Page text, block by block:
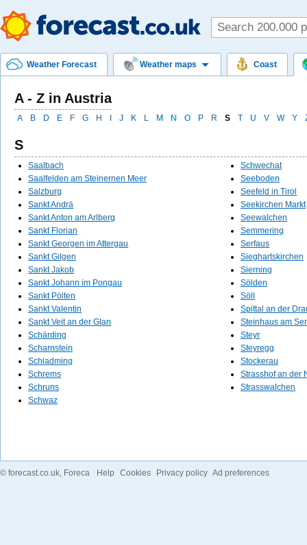
Weather Forecast Weather maps Coast
A - Z in Austria
A B D E F G H J K L M N O P R S T U V W Y
S
Saalbach
Saalfelden am Steinernen Meer
Salzburg
Sankt Andrä
Sankt Anton am Arlberg
Sankt Florian
Sankt Georgen im Attergau
Sankt Gilgen
Sankt Jakob
Sankt Johann im Pongau
Sankt Pölten
Sankt Valentin
Sankt Veit an der Glan
Schärding
Scharnstein
Schladming
Schrems
Schruns
Schwaz
Schwechat
Seeboden
Seefeld in Tirol
Seekirchen Markt
Seewalchen
Semmering
Serfaus
Sieghartskirchen
Sierning
Sölden
Söll
Spittal an der
Steinhaus am
Steyr
Steyregg
Stockerau
Strasshof an der
Strasswalchen
© forecast.co.uk, Foreca Help Cookies Privacy policy Ad preferences